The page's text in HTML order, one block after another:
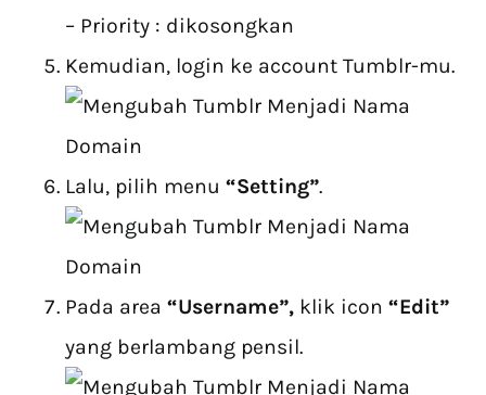
– Priority : dikosongkan
Kemudian, login ke account Tumblr-mu.
Lalu, pilih menu “Setting”.
Pada area “Username”, klik icon “Edit”
yang berlambang pensil.